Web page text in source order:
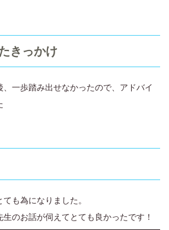
きっかけ
一歩踏み出せなかったので、アドバイ
も為になりました。
のお話が伺えてとても良かったです！